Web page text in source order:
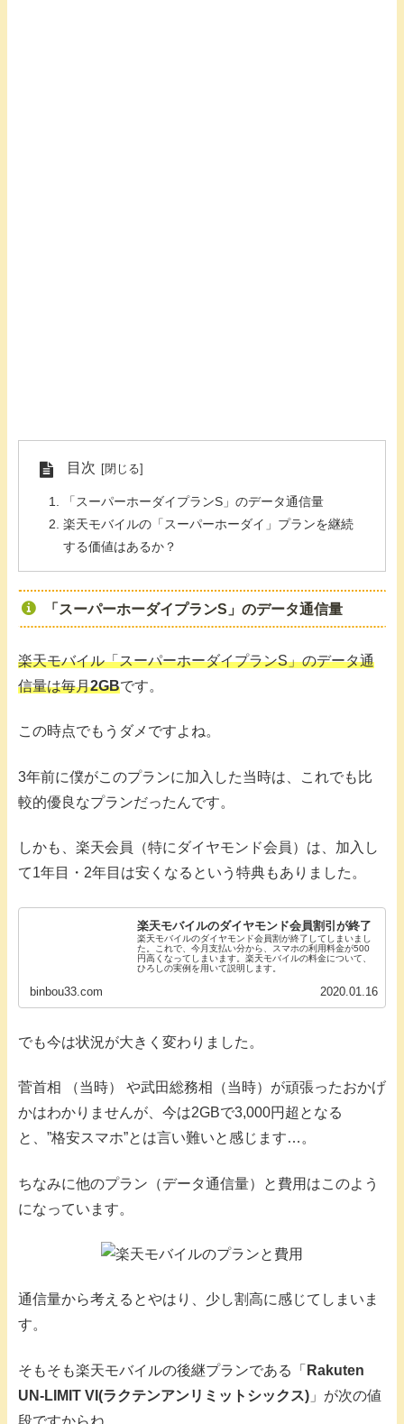
目次
「スーパーホーダイプランS」のデータ通信量
楽天モバイルの「スーパーホーダイ」プランを継続
する価値はあるか？
「スーパーホーダイプランS」のデータ通信量
楽天モバイル「スーパーホーダイプランS」のデータ通
信量は毎月2GBです。
この時点でもうダメですよね。
3年前に僕がこのプランに加入した当時は、これでも比
較的優良なプランだったんです。
しかも、楽天会員（特にダイヤモンド会員）は、加入し
て1年目・2年目は安くなるという特典もありました。
楽天モバイルのダイヤモンド会員割引が終了
楽天モバイルのダイヤモンド会員割が終了してしまいまし
た。これで、今月支払い分から、スマホの利用料金が500
円高くなってしまいます。楽天モバイルの料金について、
ひろしの実例を用いて説明します。
binbou33.com 2020.01.16
でも今は状況が大きく変わりました。
菅首相 （当時） や武田総務相（当時）が頑張ったおかげ
かはわかりませんが、今は2GBで3,000円超となる
と、”格安スマホ”とは言い難いと感じます…。
ちなみに他のプラン（データ通信量）と費用はこのよう
になっています。
通信量から考えるとやはり、少し割高に感じてしまいま
す。
そもそも楽天モバイルの後継プランである「 Rakuten
UN-LIMIT VI(ラクテンアンリミットシックス) 」が次の値
段ですからね。